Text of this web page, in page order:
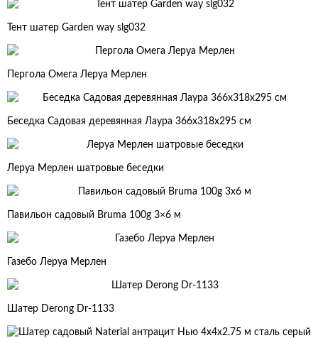
Тент шатер Garden way slg032
Пергола Омега Леруа Мерлен
Беседка Садовая деревянная Лаура 366x318x295 см
Леруа Мерлен шатровые беседки
Павильон садовый Bruma 100g 3×6 м
Газебо Леруа Мерлен
Шатер Derong Dr-1133